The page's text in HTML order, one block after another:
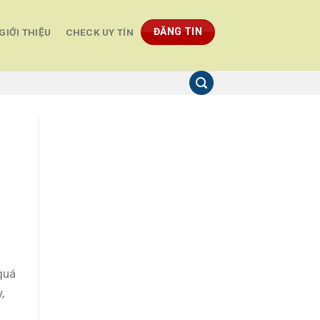
THIỆU CHECK UY TÍN ĐĂNG TIN